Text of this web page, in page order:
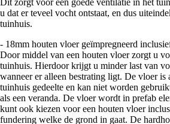
u dat er teveel vocht ontstaat, en dus
tuinhuis.
- 18mm houten vloer geïmpregneerd
Door middel van een houten vloer zorgt u
tuinhuis. Hierdoor krijgt u minder last van
wanneer er alleen bestrating ligt. De vloer is
tuinhuis gedeelte en kan niet worden
als een veranda. De vloer wordt in prefab
kunt ook kiezen voor een houten vloer
fundering welke de grond in gaat. De